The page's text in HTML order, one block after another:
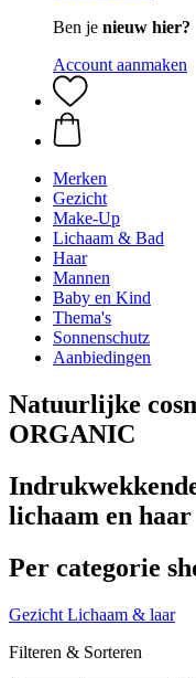
Ben je nieuw hier?
Account aanmaken
Merken
Gezicht
Make-Up
Lichaam & Bad
Haar
Mannen
Baby en Kind
Thema's
Sonnenschutz
Aanbiedingen
Natuurlijke
ORGANIC
lichaam en haar
Per categorie
Gezicht Lichaam & laar
Filteren & Sorteren